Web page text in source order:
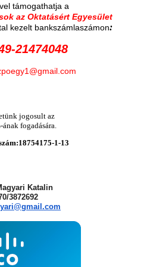
támogathatja a
az Oktatásért Egyesület
kezelt bankszámlaszámon:
21474048
jogosult az
ának fogadására.
1-13
Katalin
3872692